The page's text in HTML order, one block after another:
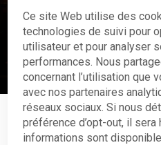
Gymnastique acrobatique
Démonstration dans les
Voir la vidéo
AUTRES
Ce site Web utilise des
technologies de suivi pour
utilisateur et pour analyser
performances. Nous
concernant l’utilisation que
avec nos partenaires
réseaux sociaux. Si nous
préférence d’opt-out, il
informations sont